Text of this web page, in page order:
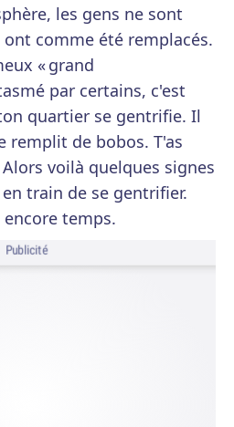
les gens ne sont
comme été remplacés.
« grand
par certains, c'est
quartier se gentrifie. Il
remplit de bobos. T'as
voilà quelques signes
train de se gentrifier.
temps.
Publicité